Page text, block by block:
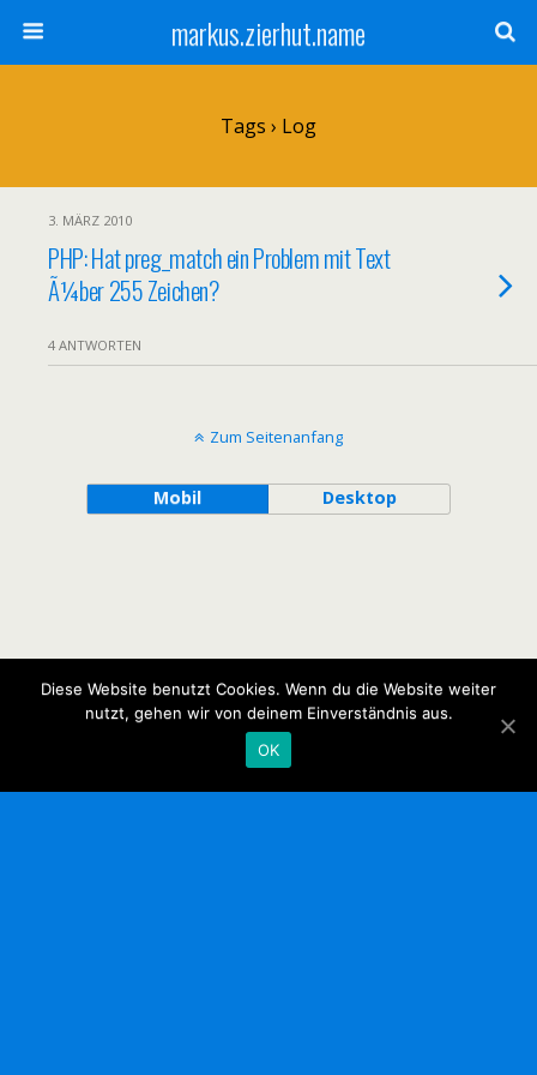
markus.zierhut.name
Tags › Log
3. MÄRZ 2010
PHP: Hat preg_match ein Problem mit Text
Ã¼ber 255 Zeichen?
4 ANTWORTEN
Zum Seitenanfang
Mobil Desktop
Diese Website benutzt Cookies. Wenn du die Website weiter
nutzt, gehen wir von deinem Einverständnis aus.
OK